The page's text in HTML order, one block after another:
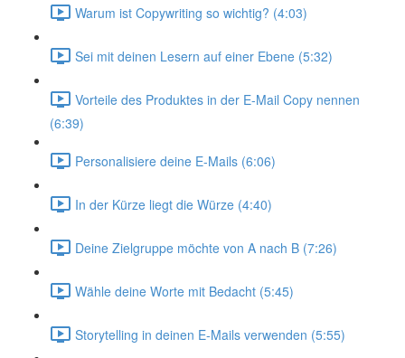
Warum ist Copywriting so wichtig? (4:03)
Sei mit deinen Lesern auf einer Ebene (5:32)
Vorteile des Produktes in der E-Mail Copy nennen
(6:39)
Personalisiere deine E-Mails (6:06)
In der Kürze liegt die Würze (4:40)
Deine Zielgruppe möchte von A nach B (7:26)
Wähle deine Worte mit Bedacht (5:45)
Storytelling in deinen E-Mails verwenden (5:55)